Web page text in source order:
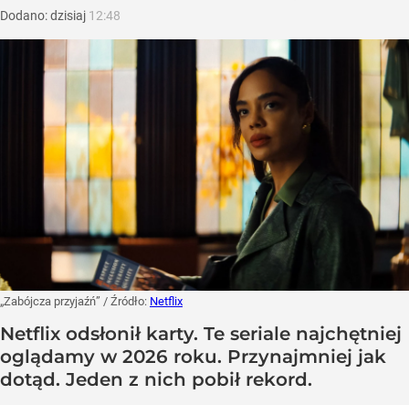
Dodano:dzisiaj 12:48
„Zabójcza przyjaźń” / Źródło: Netflix
Netflix odsłonił karty. Te seriale najchętniej
oglądamy w 2026 roku. Przynajmniej jak
dotąd. Jeden z nich pobił rekord.